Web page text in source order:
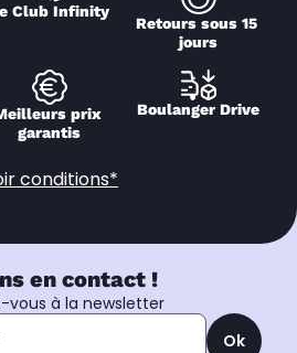
Club Infinity
Retours sous 15
jours
prix
garantis
Boulanger Drive
conditions*
en contact !
vous à la newsletter
Ok